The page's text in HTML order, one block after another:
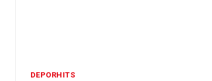
DEPORHITS